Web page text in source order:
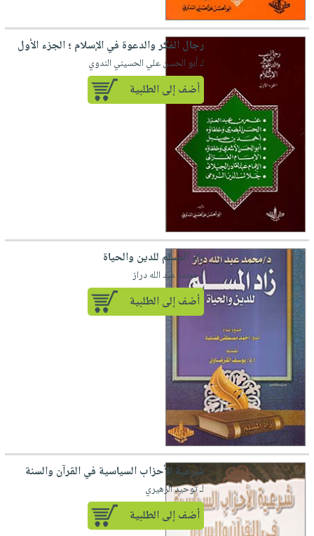
رجال الفكر والدعوة في الإسلام ؛ الجزء الأول
لـ أبو الحسن علي الحسيني الندوي
أضف إلى الطلبية
زاد المسلم للدين والحياة
لـ محمد عبد الله دراز
أضف إلى الطلبية
شرعية الأحزاب السياسية في القرآن والسنة
لـ توحيد الزهيري
أضف إلى الطلبية